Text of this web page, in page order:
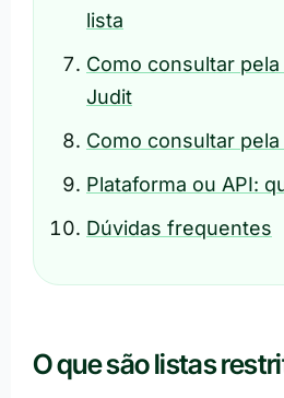
lista
Como consultar
Judit
Como consultar
Plataforma ou API:
Dúvidas frequentes
O que são listas